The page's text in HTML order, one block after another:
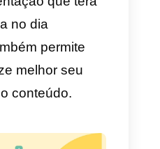
informá-lo se
para uma
data posterior. A
sendo dada a
não é necessário